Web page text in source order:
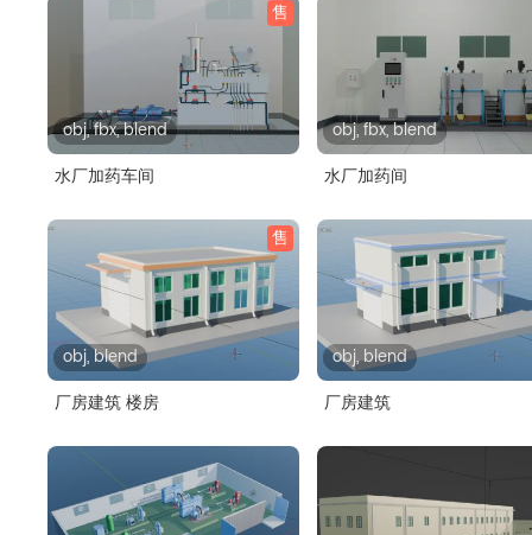
售
obj, fbx, blend
水厂加药车间
obj, fbx, blend
水厂加药间
售
obj, blend
厂房建筑 楼房
obj, blend
厂房建筑